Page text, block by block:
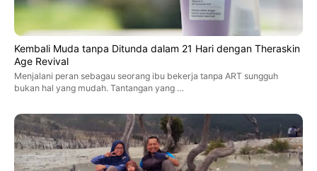
Kembali Muda tanpa Ditunda dalam 21 Hari dengan Theraskin
Age Revival
Menjalani peran sebagau seorang ibu bekerja tanpa ART sungguh
bukan hal yang mudah. Tantangan yang …